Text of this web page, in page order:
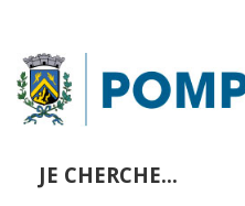
JE CHERCHE...